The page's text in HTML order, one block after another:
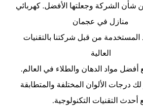
شأن الشركة وجعلتها الأفضل. كهربائي
منازل في عجمان
المستخدمة من قبل شركتنا بالتقنيات
العالية
أفضل مواد الدهان والطلاء في العالم.
لك درجات الألوان المختلفة والمتطابقة
أحدث التقنيات التكنولوجية.